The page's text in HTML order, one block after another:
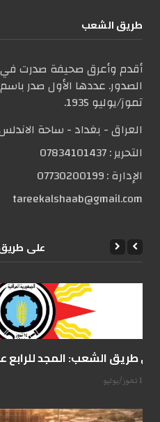
طریق الشعب
أقدم وأعرق صحيفة صدرت
تموز/يوليو 1935.
العراق - بغداد - ساحة
التحریر :07834101437
الإدارة :07730200199
tareekalshaab@gmail.com
علی
على طريق الشعب: المجد
14 تموز/يوليو